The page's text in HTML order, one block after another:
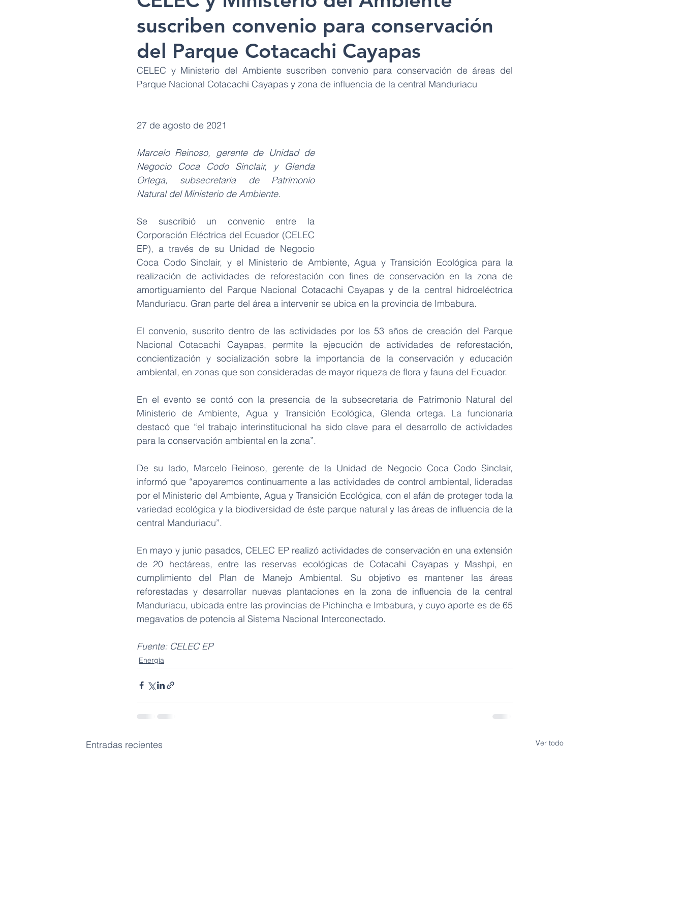
suscriben convenio para conservación
del Parque Cotacachi Cayapas
CELEC y Ministerio del Ambiente suscriben convenio para conservación de áreas del
Parque Nacional Cotacachi Cayapas y zona de influencia de la central Manduriacu
27 de agosto de 2021
Marcelo Reinoso, gerente de Unidad de
Negocio Coca Codo Sinclair, y Glenda
Ortega, subsecretaria de Patrimonio
Natural del Ministerio de Ambiente.
Se suscribió un convenio entre la
Corporación Eléctrica del Ecuador (CELEC
EP), a través de su Unidad de Negocio
Coca Codo Sinclair, y el Ministerio de Ambiente, Agua y Transición Ecológica para la
realización de actividades de reforestación con fines de conservación en la zona de
amortiguamiento del Parque Nacional Cotacachi Cayapas y de la central hidroeléctrica
Manduriacu. Gran parte del área a intervenir se ubica en la provincia de Imbabura.
El convenio, suscrito dentro de las actividades por los 53 años de creación del Parque
Nacional Cotacachi Cayapas, permite la ejecución de actividades de reforestación,
concientización y socialización sobre la importancia de la conservación y educación
ambiental, en zonas que son consideradas de mayor riqueza de flora y fauna del Ecuador.
En el evento se contó con la presencia de la subsecretaria de Patrimonio Natural del
Ministerio de Ambiente, Agua y Transición Ecológica, Glenda ortega. La funcionaria
destacó que “el trabajo interinstitucional ha sido clave para el desarrollo de actividades
para la conservación ambiental en la zona”.
De su lado, Marcelo Reinoso, gerente de la Unidad de Negocio Coca Codo Sinclair,
informó que “apoyaremos continuamente a las actividades de control ambiental, lideradas
por el Ministerio del Ambiente, Agua y Transición Ecológica, con el afán de proteger toda la
variedad ecológica y la biodiversidad de éste parque natural y las áreas de influencia de la
central Manduriacu”.
En mayo y junio pasados, CELEC EP realizó actividades de conservación en una extensión
de 20 hectáreas, entre las reservas ecológicas de Cotacahi Cayapas y Mashpi, en
cumplimiento del Plan de Manejo Ambiental. Su objetivo es mantener las áreas
reforestadas y desarrollar nuevas plantaciones en la zona de influencia de la central
Manduriacu, ubicada entre las provincias de Pichincha e Imbabura, y cuyo aporte es de 65
megavatios de potencia al Sistema Nacional Interconectado.
Fuente: CELEC EP
Energía
Entradas recientes Ver todo